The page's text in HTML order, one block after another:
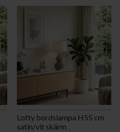
Lofty bordslampa H55 cm
satin/vit skärm